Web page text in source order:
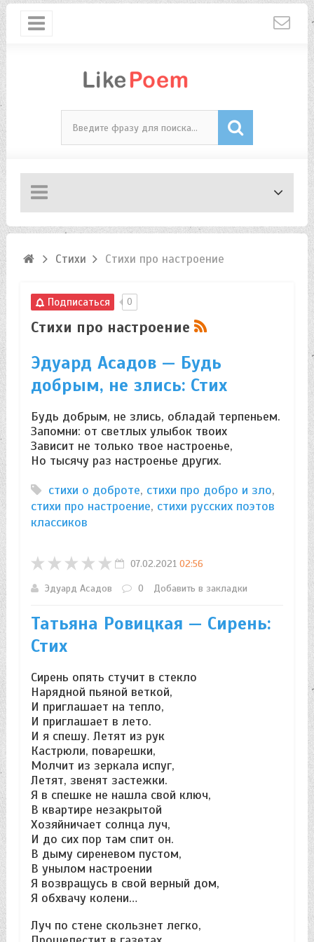
Стихи Стихи про настроение
Подписаться 0
Стихи про настроение
Эдуард Асадов — Будь
добрым, не злись: Стих
Будь добрым, не злись, обладай терпеньем.
Запомни: от светлых улыбок твоих
Зависит не только твое настроенье,
Но тысячу раз настроенье других.
стихи о доброте, стихи про добро и зло,
стихи про настроение, стихи русских поэтов
классиков
07.02.2021 02:56
Эдуард Асадов
0 Добавить в закладки
Татьяна Ровицкая — Сирень:
Стих
Сирень опять стучит в стекло
Нарядной пьяной веткой,
И приглашает на тепло,
И приглашает в лето.
И я спешу. Летят из рук
Кастрюли, поварешки,
Молчит из зеркала испуг,
Летят, звенят застежки.
Я в спешке не нашла свой ключ,
В квартире незакрытой
Хозяйничает солнца луч,
И до сих пор там спит он.
В дыму сиреневом пустом,
В унылом настроении
Я возвращусь в свой верный дом,
Я обхвачу колени…
Луч по стене скользнет легко,